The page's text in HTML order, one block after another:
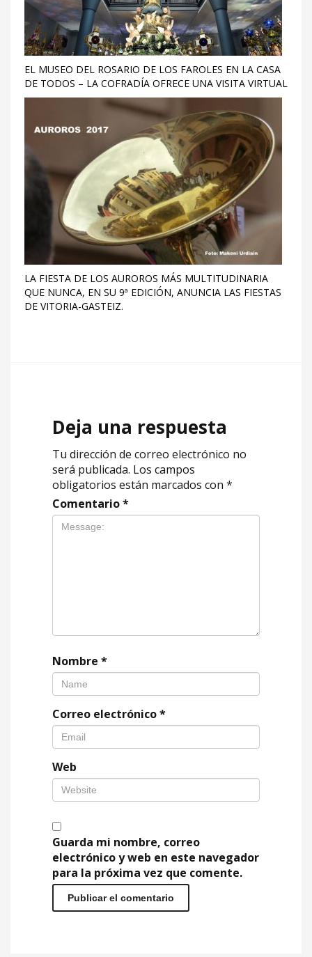
EL MUSEO DEL ROSARIO DE LOS FAROLES EN LA CASA
DE TODOS – LA COFRADÍA OFRECE UNA VISITA VIRTUAL
LA FIESTA DE LOS AUROROS MÁS MULTITUDINARIA
QUE NUNCA, EN SU 9ª EDICIÓN, ANUNCIA LAS FIESTAS
DE VITORIA-GASTEIZ.
Deja una respuesta
Tu dirección de correo electrónico no
será publicada. Los campos
obligatorios están marcados con *
Comentario*
Nombre *
Correo electrónico*
Web
Guarda mi nombre, correo
electrónico y web en este navegador
para la próxima vez que comente.